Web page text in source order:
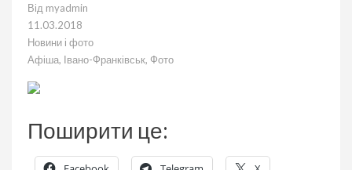
Від myadmin
11.03.2018
Новини і фото
Афіша, Івано-Франківськ, Фото
Поширити це: